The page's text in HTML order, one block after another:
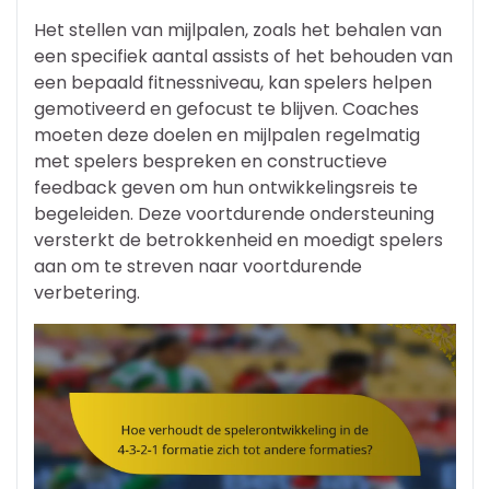
Het stellen van mijlpalen, zoals het behalen van
een specifiek aantal assists of het behouden van
een bepaald fitnessniveau, kan spelers helpen
gemotiveerd en gefocust te blijven. Coaches
moeten deze doelen en mijlpalen regelmatig
met spelers bespreken en constructieve
feedback geven om hun ontwikkelingsreis te
begeleiden. Deze voortdurende ondersteuning
versterkt de betrokkenheid en moedigt spelers
aan om te streven naar voortdurende
verbetering.